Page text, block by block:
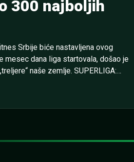
300 najboljih
Srbije biće nastavljena ovog
mesec dana liga startovala, došao je
naše zemlje. SUPERLIGA: